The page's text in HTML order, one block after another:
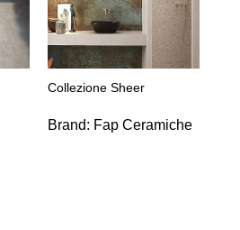
Collezione Sheer
Brand: Fap Ceramiche